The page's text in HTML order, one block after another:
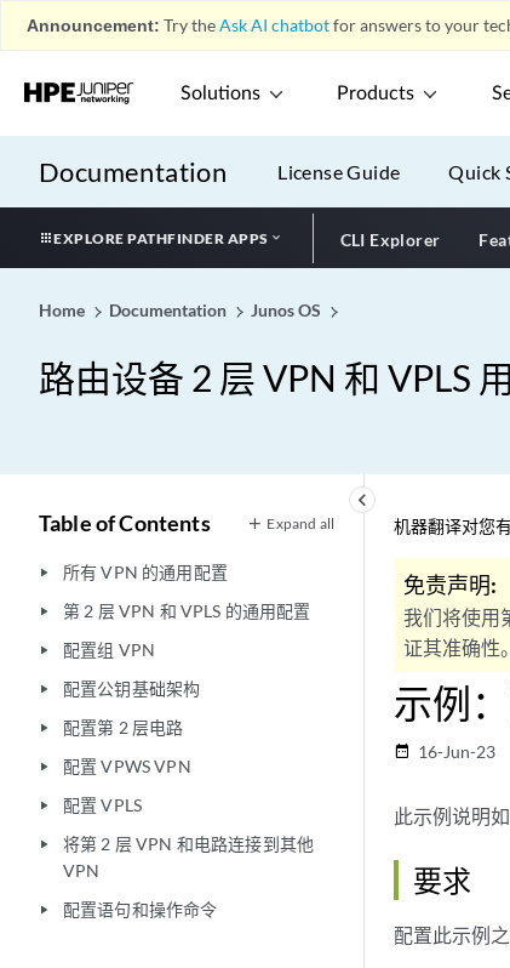
Announcement: Try theAsk AI chatbotfor answers to your
Solutions Products
Documentation License Guide Quick
EXPLORE PATHFINDER APPS CLI Explorer
Home Documentation Junos OS
路由设备 2 层 VPN 和 VPLS
keyboard_arrow_left
Table of Contents Expand all
play_arrow 所有 VPN 的通用配置
play_arrow 第 2 层 VPN 和 VPLS 的通用配置
play_arrow 配置组 VPN
play_arrow 配置公钥基础架构
play_arrow 配置第 2 层电路
play_arrow 配置 VPWS VPN
play_arrow 配置 VPLS
play_arrow
将第 2 层 VPN 和电路连接到其他
VPN
play_arrow 配置语句和操作命令
机器翻译对您
免责声明:
我们将使用
证其准确性
示例
date_range 16-Jun-23
此示例说明
要求
配置此示例